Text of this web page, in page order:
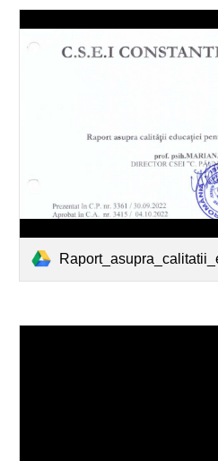
Raport_asupra_calitatii_educatiei_2021-